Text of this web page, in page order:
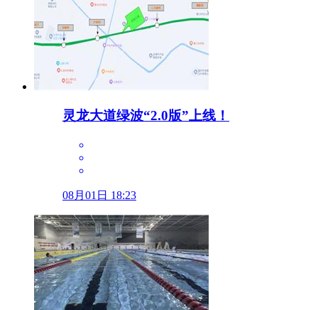
灵龙大道绿波“2.0版”上线！
08月01日 18:23